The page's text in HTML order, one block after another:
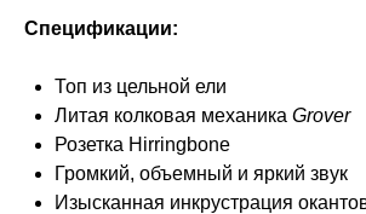
Спецификации:
Топ из цельной ели
Литая колковая механика Grover
Розетка Hirringbone
Громкий, объемный и яркий звук
Изысканная инкрустрация